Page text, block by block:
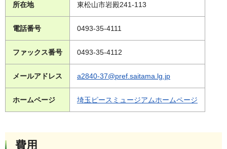
所在地 東松山市岩殿241-113
電話番号 0493-35-4111
ファックス番号 0493-35-4112
メールアドレス a2840-37@pref.saitama.lg.jp
ホームページ 埼玉ピースミュージアムホームページ
費用